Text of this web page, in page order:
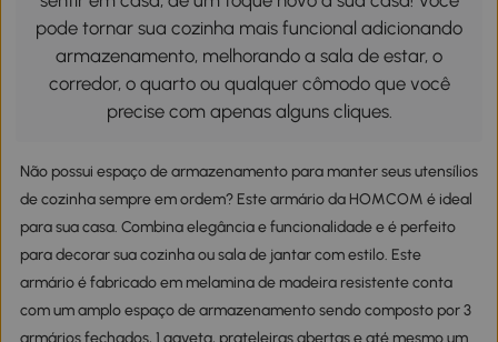
pode tornar sua cozinha mais funcional adicionando
armazenamento, melhorando a sala de estar, o
corredor, o quarto ou qualquer cômodo que você
precise com apenas alguns cliques.
Não possui espaço de armazenamento para manter seus utensílios
de cozinha sempre em ordem? Este armário da HOMCOM é ideal
para sua casa. Combina elegância e funcionalidade e é perfeito
para decorar sua cozinha ou sala de jantar com estilo. Este
armário é fabricado em melamina de madeira resistente conta
com um amplo espaço de armazenamento sendo composto por 3
armários fechados, 1 gaveta, prateleiras abertas e até mesmo um